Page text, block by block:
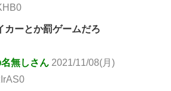
カーとか罰ゲームだろ
無しさん 2021/11/08(月)